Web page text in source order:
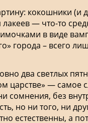
кокошники (и
лакеев — что-то
в виде
города – всего
два светлых
царстве» — самое
сомнения, без
но ни того, ни
естественны, а